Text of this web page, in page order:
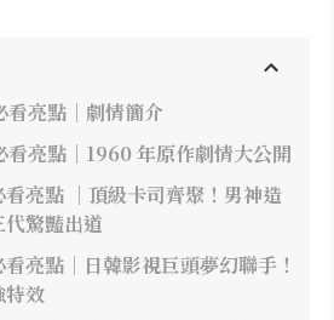
看亮點｜劇情簡介
看亮點｜1960 年原作劇情大公開
看亮點 ｜頂級卡司齊聚！男神造
驚豔出道
看亮點｜日韓影視巨頭夢幻聯手！
特效